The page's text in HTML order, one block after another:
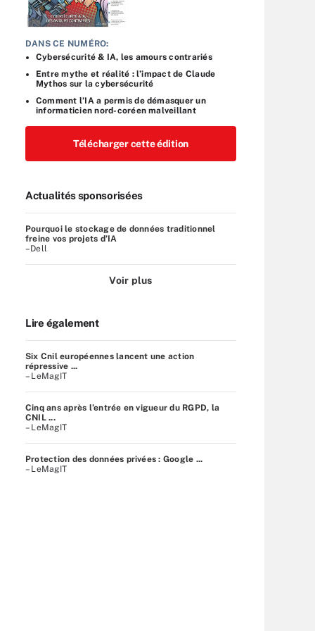
DANS CE NUMÉRO:
Cybersécurité & IA, les amours contrariés
Entre mythe et réalité : l’impact de Claude
Mythos sur la cybersécurité
Comment l’IA a permis de démasquer un
informaticien nord-coréen malveillant
Télécharger cette édition
Actualités sponsorisées
Pourquoi le stockage de données traditionnel
freine vos projets d’IA
–Dell
Voir plus
Lire également
Six Cnil européennes lancent une action
répressive ...
– LeMagIT
Cinq ans après l’entrée en vigueur du RGPD, la
CNIL ...
– LeMagIT
Protection des données privées : Google ...
– LeMagIT